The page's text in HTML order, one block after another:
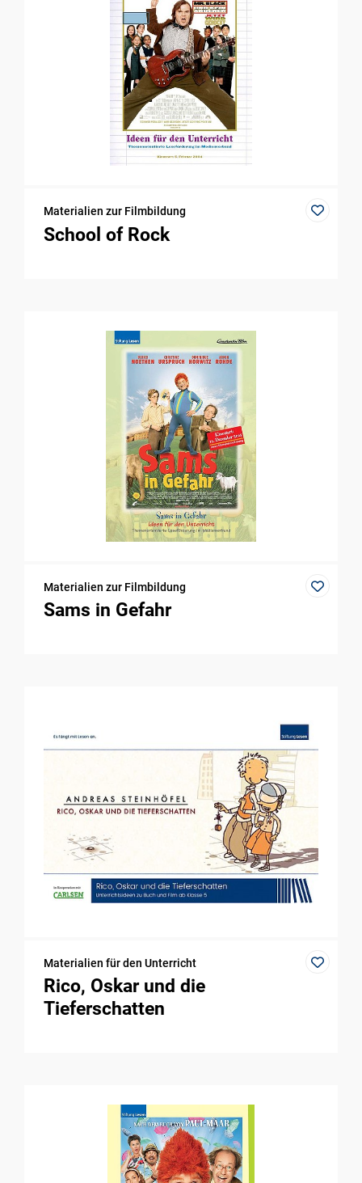
Materialien zur Filmbildung
School of Rock
Materialien zur Filmbildung
Sams in Gefahr
Materialien für den Unterricht
Rico, Oskar und die
Tieferschatten